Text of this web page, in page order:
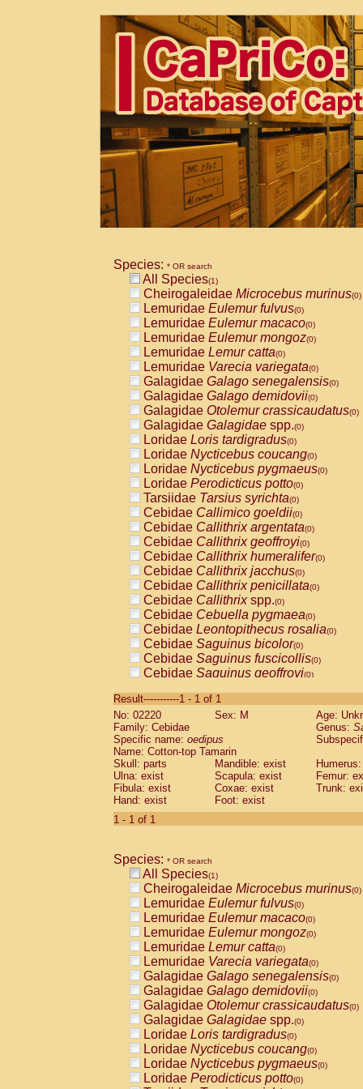
Species: * OR search
All Species(1)
Cheirogaleidae Microcebus murinus(0)
Lemuridae Eulemur fulvus(0)
Lemuridae Eulemur macaco(0)
Lemuridae Eulemur mongoz(0)
Lemuridae Lemur catta(0)
Lemuridae Varecia variegata(0)
Galagidae Galago senegalensis(0)
Galagidae Galago demidovii(0)
Galagidae Otolemur crassicaudatus(0)
Galagidae Galagidae spp.(0)
Loridae Loris tardigradus(0)
Loridae Nycticebus coucang(0)
Loridae Nycticebus pygmaeus(0)
Loridae Perodicticus potto(0)
Tarsiidae Tarsius syrichta(0)
Cebidae Callimico goeldii(0)
Cebidae Callithrix argentata(0)
Cebidae Callithrix geoffroyi(0)
Cebidae Callithrix humeralifer(0)
Cebidae Callithrix jacchus(0)
Cebidae Callithrix penicillata(0)
Cebidae Callithrixspp.(0)
Cebidae Cebuella pygmaea(0)
Cebidae Leontopithecus rosalia(0)
Cebidae Saguinus bicolor(0)
Cebidae Saguinus fuscicollis(0)
Cebidae Saguinus geoffroyi(0)
CebidaeSaguinus labiatus(0)
Cebidae Saguinus leucopus (0)
Cebidae
CebidaeSaguinus mystax
Cebidae Saguinus nigricollis (0)
Cebidae Saguinus oedipus
Cebidae Saguinus weddelli
Cebidae Saguinusspp.
Cebidae
CebidaeCebus capucinus
CebidaeCebus nigrivittatus
CebidaeCebus spp.(0)
CebidaeSaimiri boliviensis(0)
CebidaeSaimiri sciureus(0)
AtelidaeAlouatta caraya(0)
AtelidaeAlouatta fusca(0)
AtelidaeAlouatta seniculus(0)
AtelidaeAlouattaspp.(0)
AtelidaeAteles belzebuth(0)
AtelidaeAteles geoffroyi(0)
AtelidaeAteles paniscus(0)
AtelidaeAtelesspp.(0)
AtelidaeLagothrix lagothricha(0)
AtelidaeLagothrix lagothricha cana
PitheciidaeCacajao calvus
Result-----------1 - 1 of 1
No: 02220
Sex: M
Age:
Family: Cebidae
Genus:
Specific name: oedipus
Name: Cotton-top Tamarin
Skull: parts
Mandible: exist
Ulna: exist
Scapula: exist
Femur:
Fibula: exist
Coxae: exist
Trunk:
Hand: exist
Foot: exist
1 - 1 of 1
Species: * OR search
All Species(1)
Cheirogaleidae Microcebus murinus(0)
Lemuridae Eulemur fulvus(0)
Lemuridae Eulemur macaco(0)
Lemuridae Eulemur mongoz(0)
Lemuridae Lemur catta(0)
Lemuridae Varecia variegata(0)
Galagidae Galago senegalensis(0)
Galagidae Galago demidovii(0)
Galagidae Otolemur crassicaudatus(0)
Galagidae Galagidae spp.(0)
Loridae Loris tardigradus(0)
Loridae Nycticebus coucang(0)
Loridae Nycticebus pygmaeus(0)
Loridae Perodicticus potto(0)